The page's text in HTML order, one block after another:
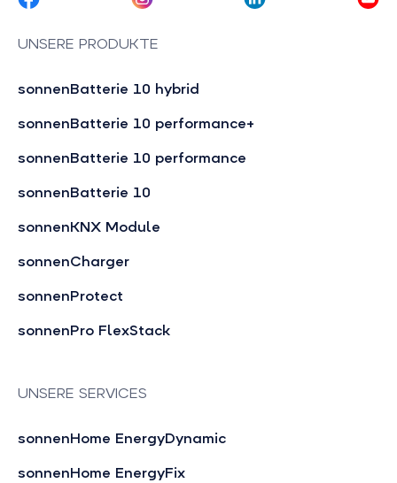
UNSERE PRODUKTE
sonnenBatterie 10 hybrid
sonnenBatterie 10 performance+
sonnenBatterie 10 performance
sonnenBatterie 10
sonnenKNX Module
sonnenCharger
sonnenProtect
sonnenPro FlexStack
UNSERE SERVICES
sonnenHome EnergyDynamic
sonnenHome EnergyFix